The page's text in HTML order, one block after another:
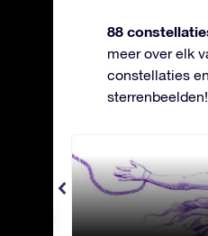
88
meer over elk
constellaties
sterrenbeelden!
Andromeda -